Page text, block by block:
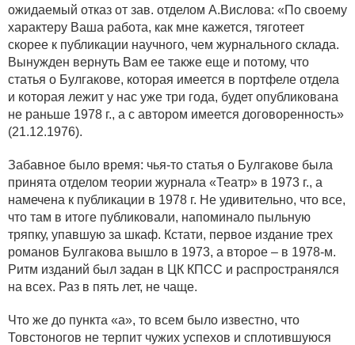
ожидаемый отказ от зав. отделом А.Вислова: «По своему
характеру Ваша работа, как мне кажется, тяготеет
скорее к публикации научного, чем журнального склада.
Вынужден вернуть Вам ее также еще и потому, что
статья о Булгакове, которая имеется в портфеле отдела
и которая лежит у нас уже три года, будет опубликована
не раньше 1978 г., а с автором имеется договоренность»
(21.12.1976).
Забавное было время: чья-то статья о Булгакове была
принята отделом теории журнала «Театр» в 1973 г., а
намечена к публикации в 1978 г. Не удивительно, что все,
что там в итоге публиковали, напоминало пыльную
тряпку, упавшую за шкаф. Кстати, первое издание трех
романов Булгакова вышло в 1973, а второе – в 1978-м.
Ритм изданий был задан в ЦК КПСС и распространялся
на всех. Раз в пять лет, не чаще.
Что же до пункта «а», то всем было известно, что
Товстоногов не терпит чужих успехов и сплотившуюся